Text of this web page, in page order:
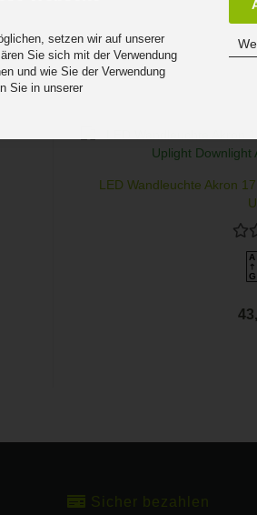
setzen wir auf unserer
Sie sich mit der Verwendung
und wie Sie der Verwendung
Sie in unserer
LED Wandleuchte Akron
A
G
Sicher bezahlen